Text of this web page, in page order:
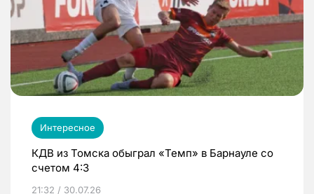
Интересное
КДВ из Томска обыграл «Темп» в Барнауле со
счетом 4:3
21:32 / 30.07.26